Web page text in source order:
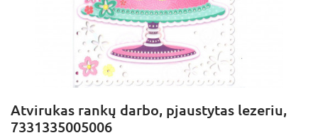
Atvirukas rankų darbo, pjaustytas lezeriu,
7331335005006